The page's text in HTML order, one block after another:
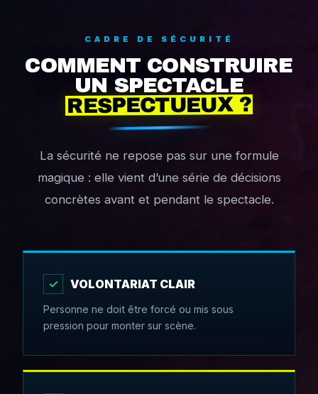
CADRE DE SÉCURITÉ
COMMENT CONSTRUIRE
UN SPECTACLE
RESPECTUEUX ?
La sécurité ne repose pas sur une formule
magique : elle vient d’une série de décisions
concrètes avant et pendant le spectacle.
✓ VOLONTARIAT CLAIR
Personne ne doit être forcé ou mis sous
pression pour monter sur scène.